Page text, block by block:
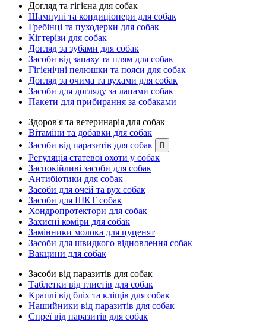
Догляд та гігієна для собак
Шампуні та кондиціонери для собак
Гребінці та пуходерки для собак
Кігтерізи для собак
Догляд за зубами для собак
Засоби від запаху та плям для собак
Гігієнічні пелюшки та пояси для собак
Догляд за очима та вухами для собак
Засоби для догляду за лапами собак
Пакети для прибирання за собаками
Здоров'я та ветеринарія для собак
Вітаміни та добавки для собак
Засоби від паразитів для собак

Регуляція статевої охоти у собак
Заспокійливі засоби для собак
Антибіотики для собак
Засоби для очей та вух собак
Засоби для ШКТ собак
Хондропротектори для собак
Захисні коміри для собак
Замінники молока для цуценят
Засоби для швидкого відновлення собак
Вакцини для собак
Засоби від паразитів для собак
Таблетки від глистів для собак
Краплі від бліх та кліщів для собак
Нашийники від паразитів для собак
Спреї від паразитів для собак